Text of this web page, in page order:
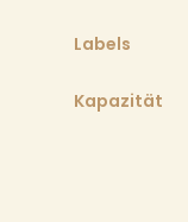
Labels
Kapazität